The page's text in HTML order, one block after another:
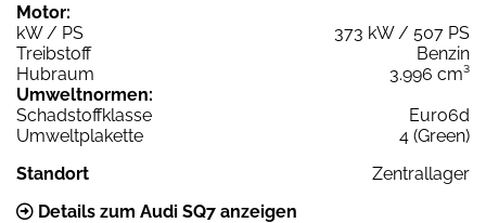
Motor:
kW / PS
373 kW / 507 PS
Treibstoff
Benzin
Hubraum
3.996 cm³
Umweltnormen:
Schadstoffklasse
Euro6d
Umweltplakette
4 (Green)
Standort
Zentrallager
Details zum Audi SQ7 anzeigen